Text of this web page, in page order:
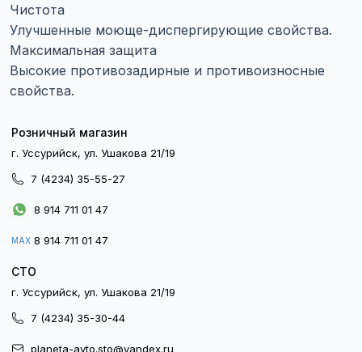
Чистота
Улучшенные моюще-диспергирующие свойства.
Максимальная защита
Высокие противозадирные и противоизносные
свойства.
Розничный магазин
г. Уссурийск, ул. Ушакова 21/19
7 (4234) 35-55-27
8 914 711 01 47
MAX 8 914 711 01 47
СТО
г. Уссурийск, ул. Ушакова 21/19
7 (4234) 35-30-44
planeta-avto.sto@yandex.ru